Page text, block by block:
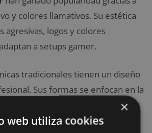
y colores llamativos. Su estética
agresivas, logos y colores
a setups gamer.
tradicionales tienen un diseño
Sus formas se enfocan en la
postural, con colores neutros
×
web utiliza cookies